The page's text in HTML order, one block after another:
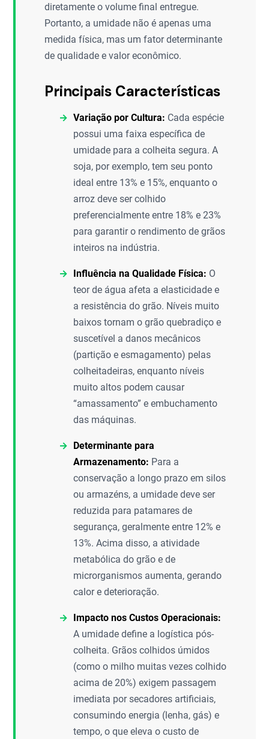
diretamente o volume final entregue.
Portanto, a umidade não é apenas uma
medida física, mas um fator determinante
de qualidade e valor econômico.
Principais Características
Variação por Cultura: Cada espécie
possui uma faixa específica de
umidade para a colheita segura. A
soja, por exemplo, tem seu ponto
ideal entre 13% e 15%, enquanto o
arroz deve ser colhido
preferencialmente entre 18% e 23%
para garantir o rendimento de grãos
inteiros na indústria.
Influência na Qualidade Física: O
teor de água afeta a elasticidade e
a resistência do grão. Níveis muito
baixos tornam o grão quebradiço e
suscetível a danos mecânicos
(partição e esmagamento) pelas
colheitadeiras, enquanto níveis
muito altos podem causar
“amassamento” e embuchamento
das máquinas.
Determinante para
Armazenamento: Para a
conservação a longo prazo em silos
ou armazéns, a umidade deve ser
reduzida para patamares de
segurança, geralmente entre 12% e
13%. Acima disso, a atividade
metabólica do grão e de
microrganismos aumenta, gerando
calor e deterioração.
Impacto nos Custos Operacionais:
A umidade define a logística pós-
colheita. Grãos colhidos úmidos
(como o milho muitas vezes colhido
acima de 20%) exigem passagem
imediata por secadores artificiais,
consumindo energia (lenha, gás) e
tempo, o que eleva o custo de